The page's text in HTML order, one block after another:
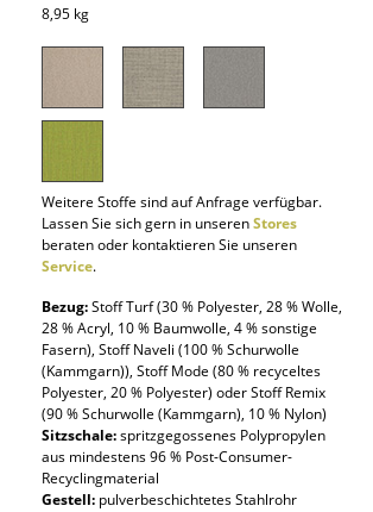
& Deckenleuchten
& Leseleuchten
8,95 kg
Weitere Stoffe sind auf Anfrage verfügbar.
Lassen Sie sich gern in unserenStores
beraten oder kontaktieren Sie unseren
Service.
Bezug:Stoff Turf (30 % Polyester, 28 % Wolle,
28 % Acryl, 10 % Baumwolle, 4 % sonstige
Fasern), Stoff Naveli (100 % Schurwolle
(Kammgarn)), Stoff Mode (80 % recyceltes
Polyester, 20 % Polyester) oder Stoff Remix
(90 % Schurwolle (Kammgarn), 10 % Nylon)
Sitzschale:spritzgegossenes Polypropylen
aus mindestens 96 % Post-Consumer-
Recyclingmaterial
Gestell: pulverbeschichtetes Stahlrohr